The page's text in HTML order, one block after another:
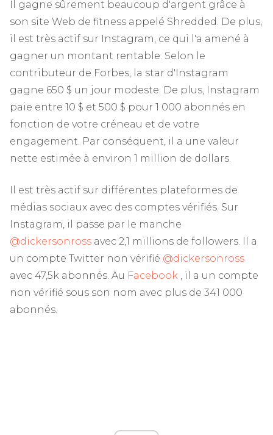
Il gagne sûrement beaucoup d'argent grâce à
son site Web de fitness appelé Shredded. De plus,
il est très actif sur Instagram, ce qui l'a amené à
gagner un montant rentable. Selon le
contributeur de Forbes, la star d'Instagram
gagne 650 $ un jour modeste. De plus, Instagram
paie entre 10 $ et 500 $ pour 1 000 abonnés en
fonction de votre créneau et de votre
engagement. Par conséquent, il a une valeur
nette estimée à environ 1 million de dollars.
Il est très actif sur différentes plateformes de
médias sociaux avec des comptes vérifiés. Sur
Instagram, il passe par le manche
@dickersonross avec 2,1 millions de followers. Il a
un compte Twitter non vérifié @dickersonross
avec 47,5k abonnés. Au Facebook , il a un compte
non vérifié sous son nom avec plus de 341 000
abonnés.